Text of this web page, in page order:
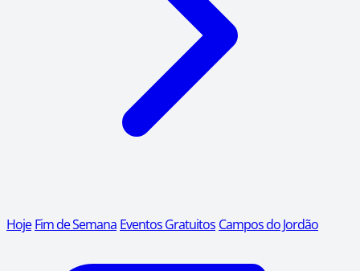
Hoje Fim de Semana Eventos Gratuitos Campos do Jordão